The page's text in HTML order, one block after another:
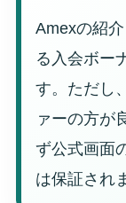
Amexの紹
る入会ボー
す。ただし
ァーの方が
ず公式画面
は保証され